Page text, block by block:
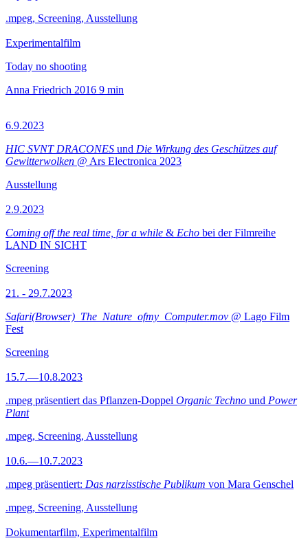
.mpeg, Screening, Ausstellung
Experimentalfilm
Today no shooting
Anna Friedrich 2016 9 min
6.9.2023
HIC SVNT DRACONES und Die Wirkung des Geschützes auf
Gewitterwolken @ Ars Electronica 2023
Ausstellung
2.9.2023
Coming off the real time, for a while & Echo bei der Filmreihe
LAND IN SICHT
Screening
21. - 29.7.2023
Safari(Browser)_The_Nature_ofmy_Computer.mov @ Lago Film
Fest
Screening
15.7.—10.8.2023
.mpeg präsentiert das Pflanzen-Doppel Organic Techno und Power
Plant
.mpeg, Screening, Ausstellung
10.6.—10.7.2023
.mpeg präsentiert: Das narzisstische Publikum von Mara Genschel
.mpeg, Screening, Ausstellung
Dokumentarfilm, Experimentalfilm